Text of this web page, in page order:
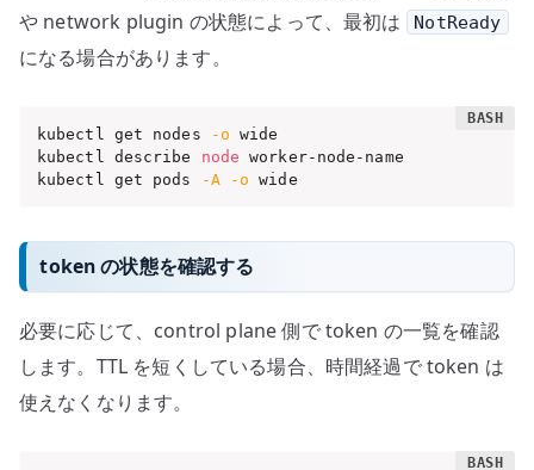
や network plugin の状態によって、最初は
NotReady
になる場合があります。
kubectl get nodes -o wide
kubectl describe node worker-node-name
kubectl get pods
-A -o wide
token の状態を確認する
必要に応じて、control plane 側で token の一覧を確認
します。TTL を短くしている場合、時間経過で token は
使えなくなります。